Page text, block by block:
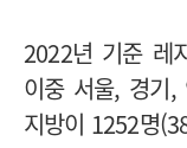
2022년 기준 레
이중 서울, 경기
지방이 1252명